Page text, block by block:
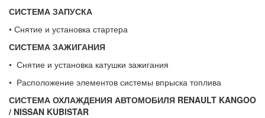
СИСТЕМА ЗАПУСКА
• Снятие и установка стартера
СИСТЕМА ЗАЖИГАНИЯ
• Снятие и установка катушки зажигания
• Расположение элементов системы впрыска топлива
СИСТЕМА ОХЛАЖДЕНИЯ АВТОМОБИЛЯ RENAULT KANGOO
/ NISSAN KUBISTAR